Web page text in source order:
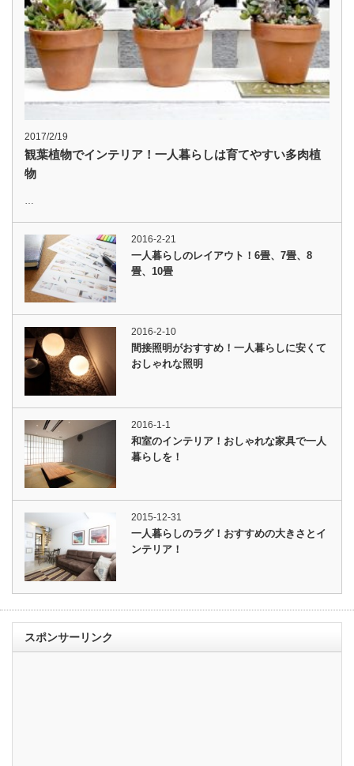
2017/2/19
観葉植物でインテリア！一人暮らしは育てやすい多肉植
物
…
2016-2-21
一人暮らしのレイアウト！6畳、7畳、8
畳、10畳
2016-2-10
間接照明がおすすめ！一人暮らしに安くて
おしゃれな照明
2016-1-1
和室のインテリア！おしゃれな家具で一人
暮らしを！
2015-12-31
一人暮らしのラグ！おすすめの大きさとイ
ンテリア！
スポンサーリンク